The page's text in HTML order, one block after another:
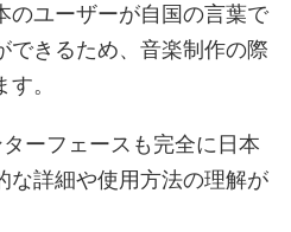
のユーザーが自国の言葉で
できるため、音楽制作の際
。
ーフェースも完全に日本
な詳細や使用方法の理解が